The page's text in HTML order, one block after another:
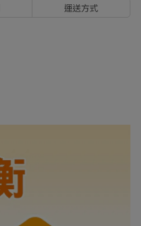
運送方式